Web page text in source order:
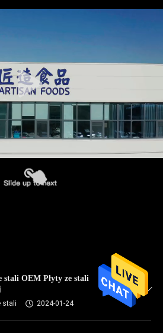
stali OEM Płyty ze stali
stali 2024-01-24